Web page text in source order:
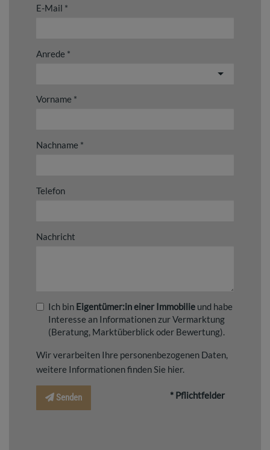
E-Mail
Anrede
Vorname
Nachname
Telefon
Nachricht
Ich bin Eigentümer:in einer Immobilie und habe
Interesse an Informationen zur Vermarktung
(Beratung, Marktüberblick oder Bewertung).
Wir verarbeiten Ihre personenbezogenen Daten,
weitere Informationen finden Sie hier.
Senden * Pflichtfelder